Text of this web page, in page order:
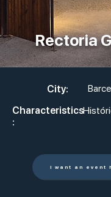
Rectoria
City:
Characteristics
:
I want an event